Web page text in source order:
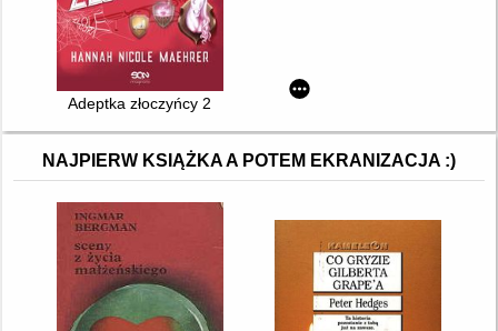
Adeptka złoczyńcy 2
NAJPIERW KSIĄŻKA A POTEM EKRANIZACJA :)